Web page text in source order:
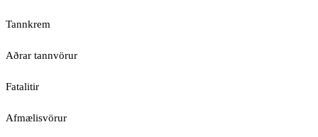
Tannkrem
Aðrar tannvörur
Fatalitir
Afmælisvörur